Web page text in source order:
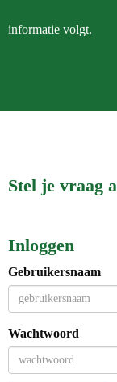
informatie volgt.
Stel je vraag
Inloggen
Gebruikersnaam
Wachtwoord